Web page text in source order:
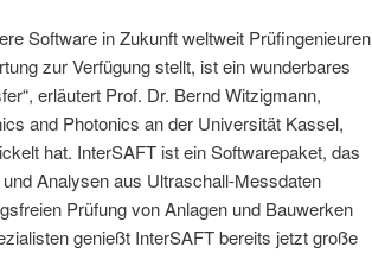
Software in Zukunft weltweit Prüfingenieuren
zur Verfügung stellt, ist ein wunderbares
erläutert Prof. Dr. Bernd Witzigmann,
and Photonics an der Universität Kassel,
hat. InterSAFT ist ein Softwarepaket, das
Analysen aus Ultraschall-Messdaten
Prüfung von Anlagen und Bauwerken
genießt InterSAFT bereits jetzt große